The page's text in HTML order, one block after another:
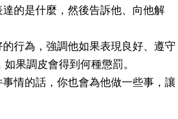
的是什麼，然後告訴他、向他解
行為，強調他如果表現良好、遵守
果調皮會得到何種懲罰。
情的話，你也會為他做一些事，讓